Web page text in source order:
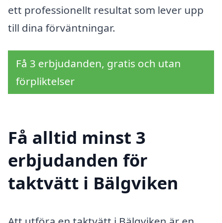
ett professionellt resultat som lever upp
till dina förväntningar.
Få 3 erbjudanden, gratis och utan
förpliktelser
Få alltid minst 3
erbjudanden för
taktvätt i Bälgviken